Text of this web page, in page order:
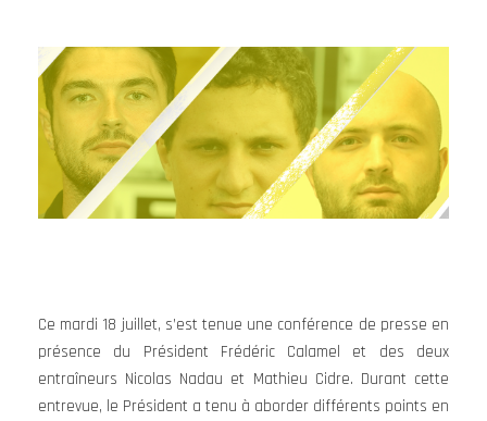
Ce mardi 18 juillet, s’est tenue une conférence de presse en
présence du Président Frédéric Calamel et des deux
entraîneurs Nicolas Nadau et Mathieu Cidre. Durant cette
entrevue, le Président a tenu à aborder différents points en